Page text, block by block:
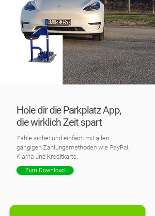
Hole dir die Parkplatz App,
die wirklich Zeit spart
Zahle sicher und einfach mit allen
gängigen Zahlungsmethoden wie PayPal,
Klarna und Kreditkarte.
Zum Download